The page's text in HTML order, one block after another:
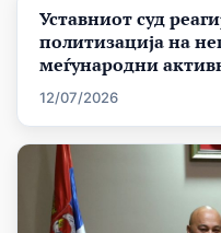
Уставниот суд
политизација на
меѓународни
12/07/2026